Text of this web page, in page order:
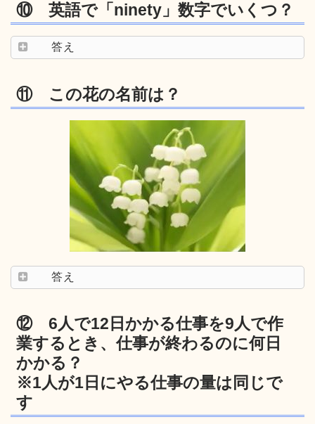
⑩ 英語で「ninety」数字でいくつ？
答え
⑪ この花の名前は？
答え
⑫ 6人で12日かかる仕事を9人で作
業するとき、仕事が終わるのに何日
かかる？
※1人が1日にやる仕事の量は同じで
す